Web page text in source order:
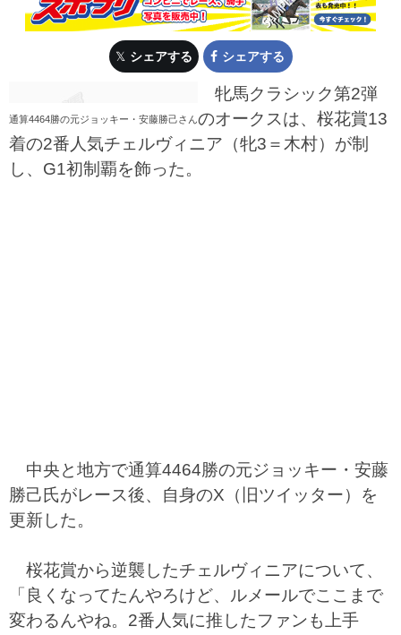
シェアする シェアする
通算4464勝の元ジョッキー・安藤勝己さん
牝馬クラシック第2弾
のオークスは、桜花賞13
着の2番人気チェルヴィニア（牝3＝木村）が制
し、G1初制覇を飾った。
中央と地方で通算4464勝の元ジョッキー・安藤
勝己氏がレース後、自身のX（旧ツイッター）を
更新した。
桜花賞から逆襲したチェルヴィニアについて、
「良くなってたんやろけど、ルメールでここまで
変わるんやね。2番人気に推したファンも上手